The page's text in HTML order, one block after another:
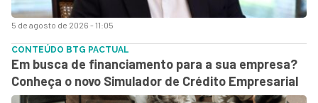
5 de agosto de 2026 - 11:05
CONTEÚDO BTG PACTUAL
Em busca de financiamento para a sua empresa?
Conheça o novo Simulador de Crédito Empresarial